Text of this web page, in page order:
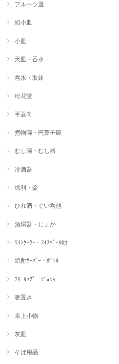
フルーツ皿
組小皿
小皿
天皿・呑水
呑水・取鉢
松花堂
平蓋向
煮物碗・円菓子碗
むし碗・むし器
冷酒器
徳利・盃
ひれ酒・ぐい呑他
酒燗器・じょか
ﾜｲﾝｸｰﾗｰ・ｱｲｽﾍﾟｰﾙ他
焼酎ｻｰﾊﾞｰ・ﾎﾞﾄﾙ
ﾌﾘｰｶｯﾌﾟ・ｼﾞｮｯｷ
箸置き
卓上小物
灰皿
そば用品